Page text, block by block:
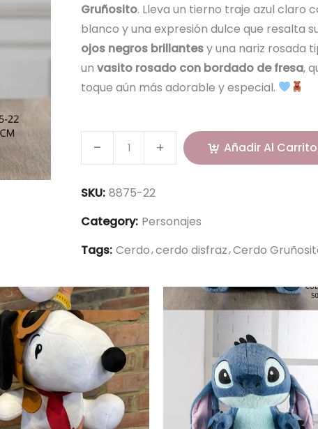
Gruñosito. Lleva un tierno traje azul claro
blanco y una expresión dulce que resalta
ojos negros brillantesy una nariz rosada
un vasito rosado con bordado de fresa,
toque aún más adorable y especial.
Añadir Al Carrito
SKU: 8875-22
Category: Personajes
Tags: Cerdo cerdo disfraz Cerdo